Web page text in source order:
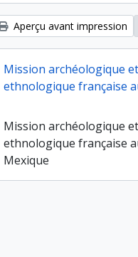
Aperçu avant impression
Mission archéologique et
ethnologique française
Mission archéologique et
ethnologique française
Mexique